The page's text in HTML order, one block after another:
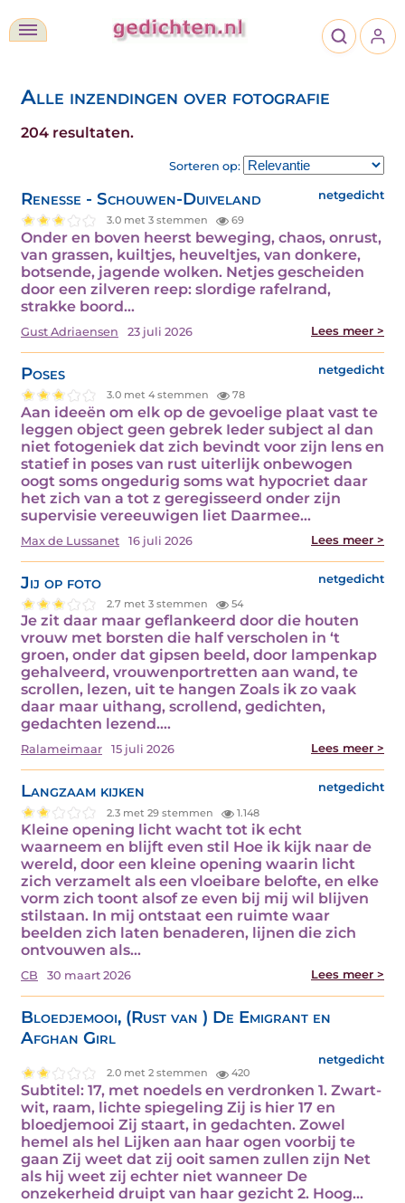
Alle inzendingen over fotografie
204 resultaten.
Sorteren op:
Renesse - Schouwen-Duiveland netgedicht
3.0 met 3 stemmen 69
Onder en boven heerst beweging, chaos, onrust,
van grassen, kuiltjes, heuveltjes, van donkere,
botsende, jagende wolken. Netjes gescheiden
door een zilveren reep: slordige rafelrand,
strakke boord…
Gust Adriaensen 23 juli 2026 Lees meer >
Poses netgedicht
3.0 met 4 stemmen 78
Aan ideeën om elk op de gevoelige plaat vast te
leggen object geen gebrek Ieder subject al dan
niet fotogeniek dat zich bevindt voor zijn lens en
statief in poses van rust uiterlijk onbewogen
oogt soms ongedurig soms wat hypocriet daar
het zich van a tot z geregisseerd onder zijn
supervisie vereeuwigen liet Daarmee…
Max de Lussanet 16 juli 2026 Lees meer >
Jij op foto netgedicht
2.7 met 3 stemmen 54
Je zit daar maar geflankeerd door die houten
vrouw met borsten die half verscholen in ‘t
groen, onder dat gipsen beeld, door lampenkap
gehalveerd, vrouwenportretten aan wand, te
scrollen, lezen, uit te hangen Zoals ik zo vaak
daar maar uithang, scrollend, gedichten,
gedachten lezend.…
Ralameimaar 15 juli 2026 Lees meer >
Langzaam kijken netgedicht
2.3 met 29 stemmen 1.148
Kleine opening licht wacht tot ik echt
waarneem en blijft even stil Hoe ik kijk naar de
wereld, door een kleine opening waarin licht
zich verzamelt als een vloeibare belofte, en elke
vorm zich toont alsof ze even bij mij wil blijven
stilstaan. In mij ontstaat een ruimte waar
beelden zich laten benaderen, lijnen die zich
ontvouwen als…
CB 30 maart 2026 Lees meer >
Bloedjemooi, (Rust van ) De Emigrant en
Afghan Girl
netgedicht
2.0 met 2 stemmen 420
Subtitel: 17, met noedels en verdronken 1. Zwart-
wit, raam, lichte spiegeling Zij is hier 17 en
bloedjemooi Zij staart, in gedachten. Zowel
hemel als hel Lijken aan haar ogen voorbij te
gaan Zij weet dat zij ooit samen zullen zijn Net
als hij weet zij echter niet wanneer De
onzekerheid druipt van haar gezicht 2. Hoog…